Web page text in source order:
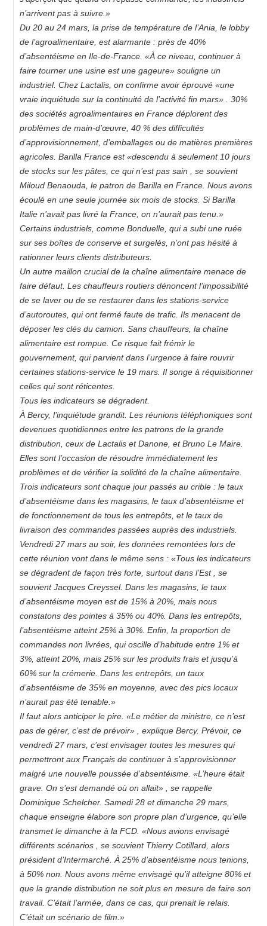
n’arrivent pas à suivre.»
Du 20 au 24 mars, la prise de température de l’Ania, le lobby
de l’agroalimentaire, est alarmante : près de 40%
d’absentéisme en Ile-de-France. «À ce niveau, continuer à
faire tourner une usine est une gageure» souligne un
industriel. Chez Lactalis, on confirme avoir éprouvé «une
vraie inquiétude sur la continuité de l’activité fin mars» . 30%
des sociétés agroalimentaires en France déplorent des
problèmes de main-d’œuvre, 40 % des difficultés
d’approvisionnement, d’emballages ou de matières premières
agricoles. Barilla France est «descendu à seulement 10 jours
de stocks sur les pâtes, ce qui n’est pas sain , se souvient
Miloud Benaouda, le patron de Barilla en France. Nous avons
écoulé en une seule journée six mois de stocks. Si Barilla
Italie n’avait pas livré la France, on n’aurait pas tenu.»
Certains industriels, comme Bonduelle, qui a subi une ruée
sur ses boîtes de conserve et surgelés, n’ont pas hésité à
rationner leurs clients distributeurs.
Un autre maillon crucial de la chaîne alimentaire menace de
faire défaut. Les chauffeurs routiers dénoncent l’impossibilité
de se laver ou de se restaurer dans les stations-service
d’autoroutes, qui ont fermé faute de trafic. Ils menacent de
déposer les clés du camion. Sans chauffeurs, la chaîne
alimentaire est rompue. Ce risque fait frémir le
gouvernement, qui parvient dans l’urgence à faire rouvrir
certaines stations-service le 19 mars. Il songe à réquisitionner
celles qui sont réticentes.
Tous les indicateurs se dégradent.
À Bercy, l’inquiétude grandit. Les réunions téléphoniques sont
devenues quotidiennes entre les patrons de la grande
distribution, ceux de Lactalis et Danone, et Bruno Le Maire.
Elles sont l’occasion de résoudre immédiatement les
problèmes et de vérifier la solidité de la chaîne alimentaire.
Trois indicateurs sont chaque jour passés au crible : le taux
d’absentéisme dans les magasins, le taux d’absentéisme et
de fonctionnement de tous les entrepôts, et le taux de
livraison des commandes passées auprès des industriels.
Vendredi 27 mars au soir, les données remontées lors de
cette réunion vont dans le même sens : «Tous les indicateurs
se dégradent de façon très forte, surtout dans l’Est , se
souvient Jacques Creyssel. Dans les magasins, le taux
d’absentéisme moyen est de 15% à 20%, mais nous
constatons des pointes à 35% ou 40%. Dans les entrepôts,
l’absentéisme atteint 25% à 30%. Enfin, la proportion de
commandes non livrées, qui oscille d’habitude entre 1% et
3%, atteint 20%, mais 25% sur les produits frais et jusqu’à
60% sur la crémerie. Dans les entrepôts, un taux
d’absentéisme de 35% en moyenne, avec des pics locaux
n’aurait pas été tenable.»
Il faut alors anticiper le pire. «Le métier de ministre, ce n’est
pas de gérer, c’est de prévoir» , explique Bercy. Prévoir, ce
vendredi 27 mars, c’est envisager toutes les mesures qui
permettront aux Français de continuer à s’approvisionner
malgré une nouvelle poussée d’absentéisme. «L’heure était
grave. On s’est demandé où on allait» , se rappelle
Dominique Schelcher. Samedi 28 et dimanche 29 mars,
chaque enseigne élabore son propre plan d’urgence, qu’elle
transmet le dimanche à la FCD. «Nous avions envisagé
différents scénarios , se souvient Thierry Cotillard, alors
président d’Intermarché. À 25% d’absentéisme nous tenions,
à 50% non. Nous avons même envisagé qu’il atteigne 80% et
que la grande distribution ne soit plus en mesure de faire son
travail. C’était l’armée, dans ce cas, qui prenait le relais.
C’était un scénario de film.»